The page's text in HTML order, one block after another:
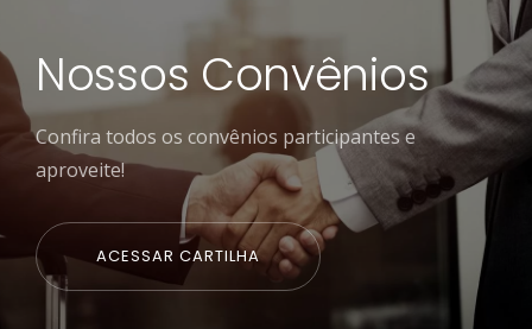
Nossos Convênios
Confira todos os convênios participantes e
aproveite!
ACESSAR CARTILHA